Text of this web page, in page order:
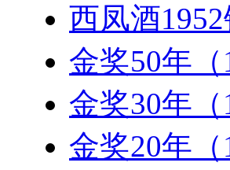
西凤酒
金奖50年（
金奖30年（
金奖20年（